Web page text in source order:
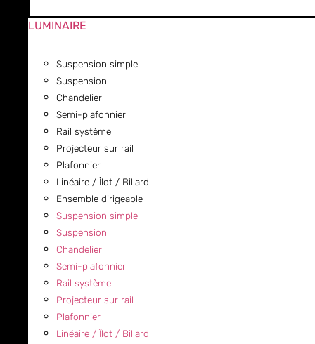
LUMINAIRE
Suspension simple
Suspension
Chandelier
Semi-plafonnier
Rail système
Projecteur sur rail
Plafonnier
Linéaire / Îlot / Billard
Ensemble dirigeable
Suspension simple
Suspension
Chandelier
Semi-plafonnier
Rail système
Projecteur sur rail
Plafonnier
Linéaire / Îlot / Billard